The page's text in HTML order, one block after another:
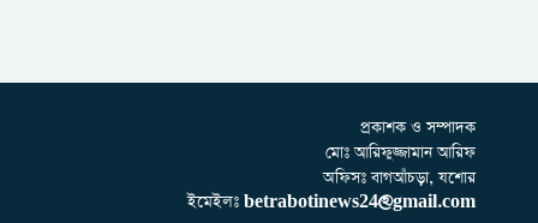
প্রকাশক ও সম্পাদক
মোঃ আরিফুজ্জামান আরিফ
অফিসঃ বাগআঁচড়া, যশোর
ইমেইলঃ betrabotinews24@gmail.com